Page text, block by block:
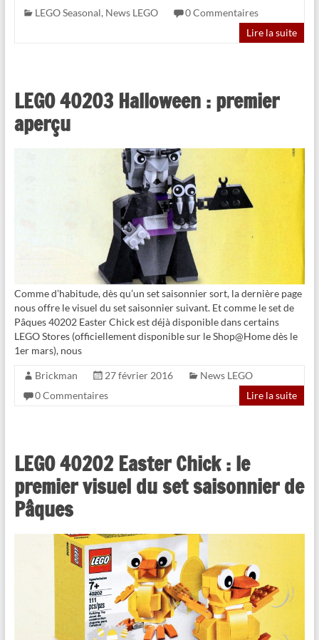
LEGO Seasonal, News LEGO
0 Commentaires
Lire la suite
LEGO 40203 Halloween : premier
aperçu
Comme d’habitude, dès qu’un set saisonnier sort, la dernière page
nous offre le visuel du set saisonnier suivant. Et comme le set de
Pâques 40202 Easter Chick est déjà disponible dans certains
LEGO Stores (officiellement disponible sur le Shop@Home dès le
1er mars), nous
Brickman 27 février 2016
News LEGO
0 Commentaires
Lire la suite
LEGO 40202 Easter Chick : le
premier visuel du set saisonnier de
Pâques